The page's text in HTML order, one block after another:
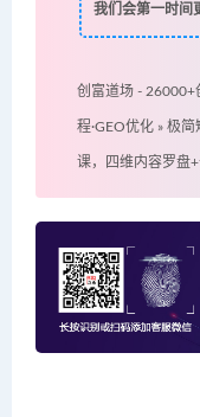
我们会第一时间
创富道场 - 26000+
程·GEO优化 » 极简
课，四维内容罗盘